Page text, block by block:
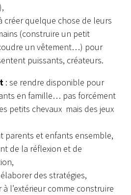
créer quelque chose de leurs
(construire un petit
un vêtement…) pour
puissants, créateurs.
: se rendre disponible pour
en famille… pas forcément
petits chevaux mais des jeux
parents et enfants ensemble,
de la réflexion et de
des stratégies,
l’extérieur comme construire